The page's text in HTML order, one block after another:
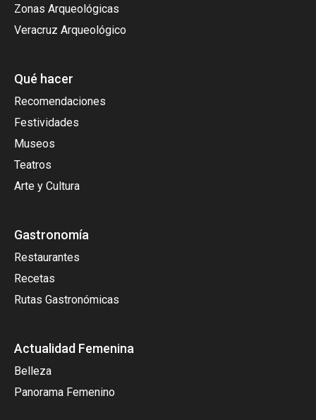
Zonas Arqueológicas
Veracruz Arqueológico
Qué hacer
Recomendaciones
Festividades
Museos
Teatros
Arte y Cultura
Gastronomía
Restaurantes
Recetas
Rutas Gastronómicas
Actualidad Femenina
Belleza
Panorama Femenino